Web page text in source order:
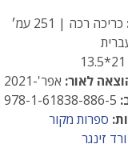
כריכה רכה | 251 עמ׳
לאור: אפר'-2021
ספרות מקור
ורד זינגר